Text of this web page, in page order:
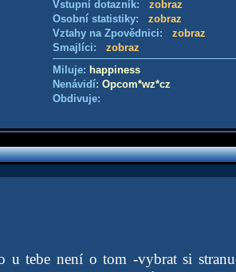
Vstupní dotazník: zobraz
Osobní statistiky: zobraz
Vztahy na Zpovědnici: zobraz
Smajlíci: zobraz
Miluje: happiness
Nenávidí: Opcom*wz*cz
Obdivuje:
u tebe není o tom -vybrat si